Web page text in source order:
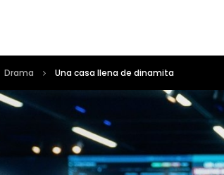
Drama Una casa llena de dinamita